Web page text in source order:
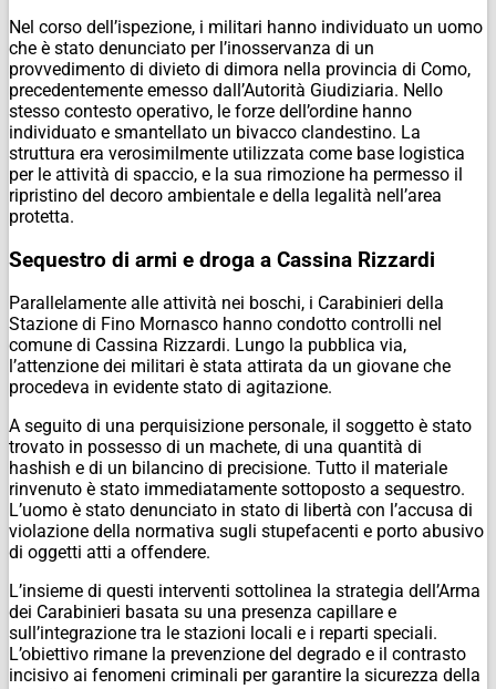
Nel corso dell’ispezione, i militari hanno individuato un uomo
che è stato denunciato per l’inosservanza di un
provvedimento di divieto di dimora nella provincia di Como,
precedentemente emesso dall’Autorità Giudiziaria. Nello
stesso contesto operativo, le forze dell’ordine hanno
individuato e smantellato un bivacco clandestino. La
struttura era verosimilmente utilizzata come base logistica
per le attività di spaccio, e la sua rimozione ha permesso il
ripristino del decoro ambientale e della legalità nell’area
protetta.
Sequestro di armi e droga a Cassina Rizzardi
Parallelamente alle attività nei boschi, i Carabinieri della
Stazione di Fino Mornasco hanno condotto controlli nel
comune di Cassina Rizzardi. Lungo la pubblica via,
l’attenzione dei militari è stata attirata da un giovane che
procedeva in evidente stato di agitazione.
A seguito di una perquisizione personale, il soggetto è stato
trovato in possesso di un machete, di una quantità di
hashish e di un bilancino di precisione. Tutto il materiale
rinvenuto è stato immediatamente sottoposto a sequestro.
L’uomo è stato denunciato in stato di libertà con l’accusa di
violazione della normativa sugli stupefacenti e porto abusivo
di oggetti atti a offendere.
L’insieme di questi interventi sottolinea la strategia dell’Arma
dei Carabinieri basata su una presenza capillare e
sull’integrazione tra le stazioni locali e i reparti speciali.
L’obiettivo rimane la prevenzione del degrado e il contrasto
incisivo ai fenomeni criminali per garantire la sicurezza della